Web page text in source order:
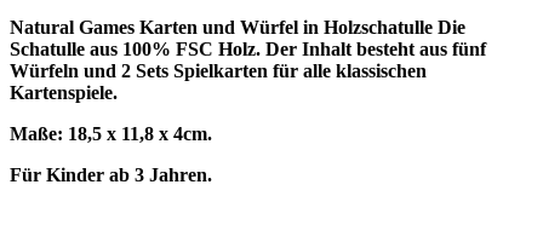
Natural Games Karten und Würfel in Holzschatulle Die
Schatulle aus 100% FSC Holz. Der Inhalt besteht aus fünf
Würfeln und 2 Sets Spielkarten für alle klassischen
Kartenspiele.
Maße: 18,5 x 11,8 x 4cm.
Für Kinder ab 3 Jahren.